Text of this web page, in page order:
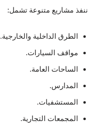
ننفذ مشاريع متنوعة تشمل:
الطرق الداخلية والخارجية.
مواقف السيارات.
الساحات العامة.
المدارس.
المستشفيات.
المجمعات التجارية.